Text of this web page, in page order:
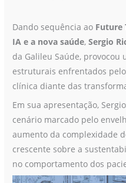
Dando sequência ao Future
IA e a nova saúde,Sergio
da Galileu Saúde, provocou
estruturais enfrentados
clínica diante das
Em sua apresentação,
cenário marcado pelo
aumento da complexidade
crescente sobre a
no comportamento dos